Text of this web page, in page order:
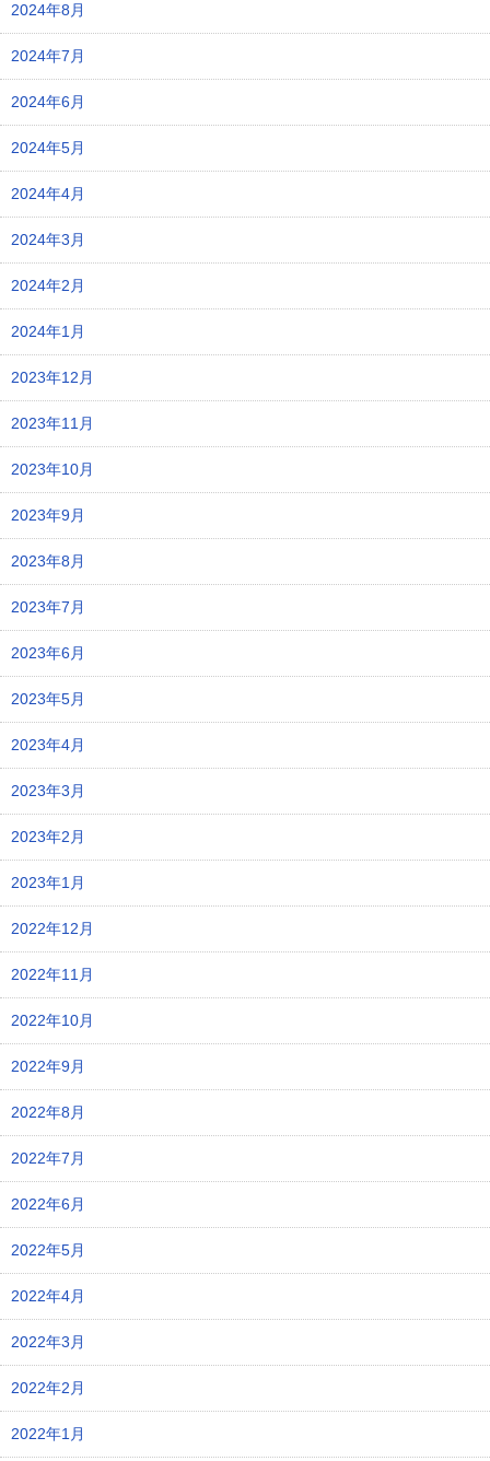
2024年8月
2024年7月
2024年6月
2024年5月
2024年4月
2024年3月
2024年2月
2024年1月
2023年12月
2023年11月
2023年10月
2023年9月
2023年8月
2023年7月
2023年6月
2023年5月
2023年4月
2023年3月
2023年2月
2023年1月
2022年12月
2022年11月
2022年10月
2022年9月
2022年8月
2022年7月
2022年6月
2022年5月
2022年4月
2022年3月
2022年2月
2022年1月